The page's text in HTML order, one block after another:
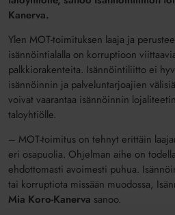
Kanerva.
Ylen MOT-toimituksen laaja ja
isännöintialalla on korruptioon
palkkiorakenteita. Isännöintiliitto ei
isännöinnin ja palveluntarjoajien
voivat vaarantaa isännöinnin
taloyhtiölle.
– MOT-toimitus on tehnyt erittäin
eri osapuolia. Ohjelman aihe on
ehdottomasti avoimesti puhua.
tai korruptiota missään muodossa,
Mia Koro-Kanerva sanoo.